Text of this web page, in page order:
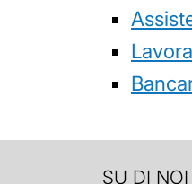
SU DI NOI